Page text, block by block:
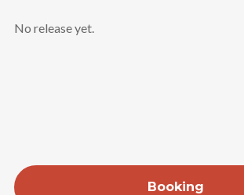
No release yet.
Booking